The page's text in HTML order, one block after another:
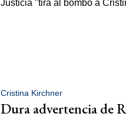
Cristina Kirchner
Dura advertencia de